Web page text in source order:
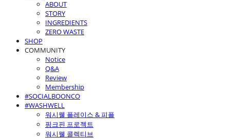
ABOUT
STORY
INGREDIENTS
ZERO WASTE
SHOP
COMMUNITY
Notice
Q&A
Review
Membership
#SOCIALBOONCO
#WASHWELL
워시웰 플레이스 & 피플
핑크핀 프로젝트
워시웰 콜렉티브